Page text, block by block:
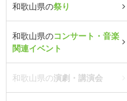
和歌山県の祭り
和歌山県のコンサート・音楽
関連イベント
和歌山県の演劇・講演会